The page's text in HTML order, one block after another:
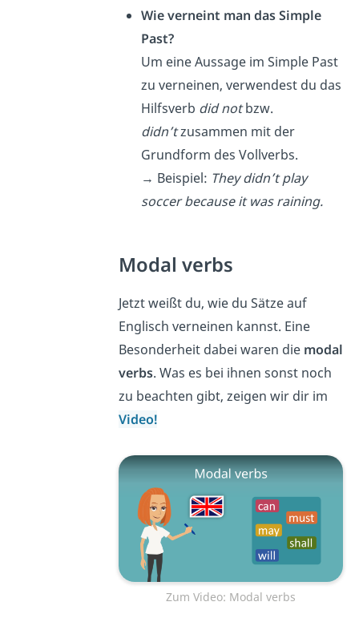
Wie verneint man das Simple
Past?
Um eine Aussage im Simple Past
zu verneinen, verwendest du das
Hilfsverb did notbzw.
didn’tzusammen mit der
Grundform des Vollverbs.
→ Beispiel: They didn’t play
soccer because it was raining.
Modal verbs
Jetzt weißt du, wie du Sätze auf
Englisch verneinen kannst. Eine
Besonderheit dabei waren die modal
verbs. Was es bei ihnen sonst noch
zu beachten gibt, zeigen wir dir im
Video!
Zum Video: Modal verbs